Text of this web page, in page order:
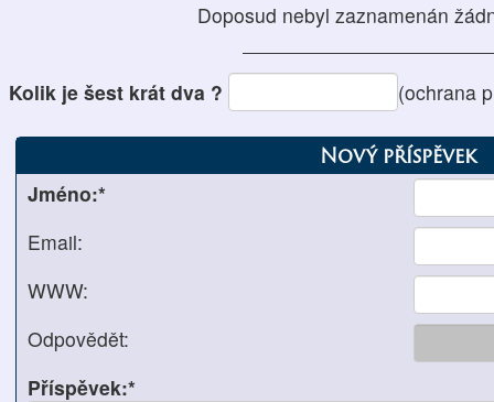
Doposud nebyl zaznamenán
Kolik je šest krát dva ? (ochrana
Nový příspěvek
Jméno:*
Email:
WWW:
Odpovědět:
Příspěvek:*